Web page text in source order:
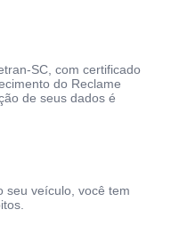
SC, com certificado
do Reclame
de seus dados é
seu veículo, você tem